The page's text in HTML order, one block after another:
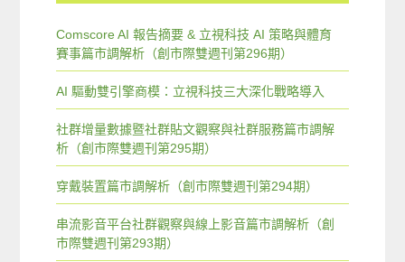
Comscore AI 報告摘要 & 立視科技 AI 策略與體育
賽事篇市調解析（創市際雙週刊第296期）
AI 驅動雙引擎商模：立視科技三大深化戰略導入
社群增量數據暨社群貼文觀察與社群服務篇市調解
析（創市際雙週刊第295期）
穿戴裝置篇市調解析（創市際雙週刊第294期）
串流影音平台社群觀察與線上影音篇市調解析（創
市際雙週刊第293期）